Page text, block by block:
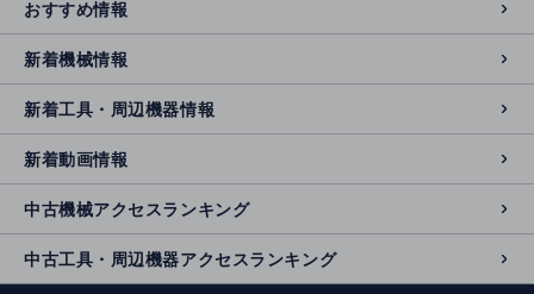
おすすめ情報
新着機械情報
新着工具・周辺機器情報
新着動画情報
中古機械アクセスランキング
中古工具・周辺機器アクセスランキング